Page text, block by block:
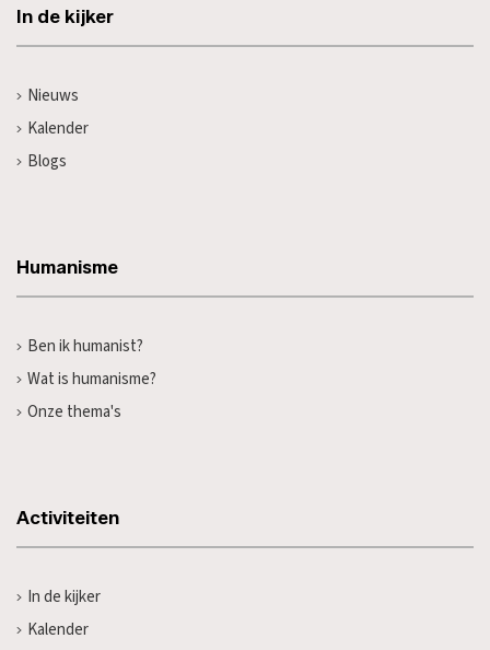
In de kijker
Nieuws
Kalender
Blogs
Humanisme
Ben ik humanist?
Wat is humanisme?
Onze thema's
Activiteiten
In de kijker
Kalender